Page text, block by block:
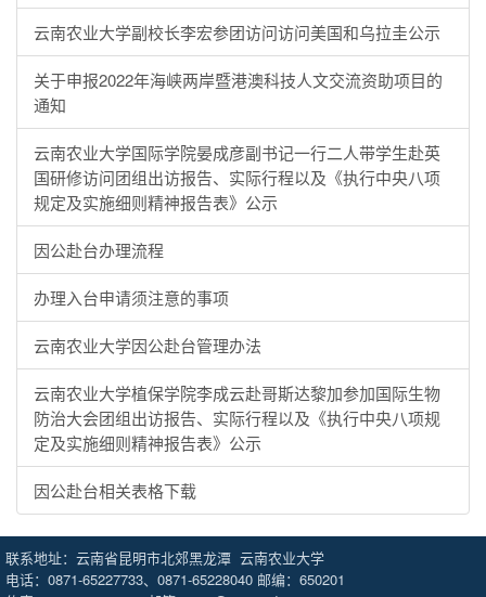
云南农业大学副校长李宏参团访问访问美国和乌拉圭公示
关于申报2022年海峡两岸暨港澳科技人文交流资助项目的
通知
云南农业大学国际学院晏成彦副书记一行二人带学生赴英
国研修访问团组出访报告、实际行程以及《执行中央八项
规定及实施细则精神报告表》公示
因公赴台办理流程
办理入台申请须注意的事项
云南农业大学因公赴台管理办法
云南农业大学植保学院李成云赴哥斯达黎加参加国际生物
防治大会团组出访报告、实际行程以及《执行中央八项规
定及实施细则精神报告表》公示
因公赴台相关表格下载
联系地址：云南省昆明市北郊黑龙潭 云南农业大学
电话：0871-65227733、0871-65228040 邮编：650201